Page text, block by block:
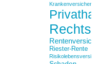
Krankenversicherung
Riester-Rente